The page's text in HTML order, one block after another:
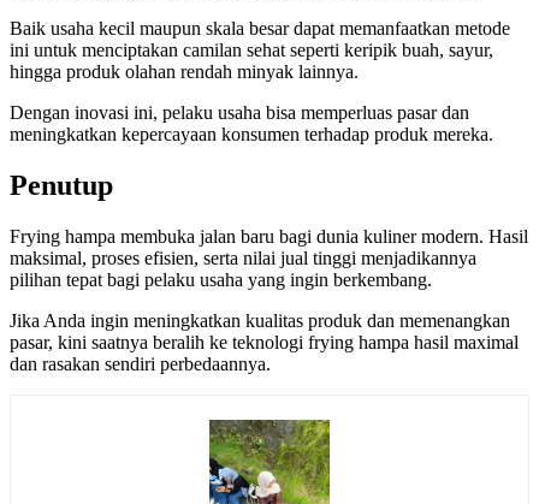
Baik usaha kecil maupun skala besar dapat memanfaatkan metode
ini untuk menciptakan camilan sehat seperti keripik buah, sayur,
hingga produk olahan rendah minyak lainnya.
Dengan inovasi ini, pelaku usaha bisa memperluas pasar dan
meningkatkan kepercayaan konsumen terhadap produk mereka.
Penutup
Frying hampa membuka jalan baru bagi dunia kuliner modern. Hasil
maksimal, proses efisien, serta nilai jual tinggi menjadikannya
pilihan tepat bagi pelaku usaha yang ingin berkembang.
Jika Anda ingin meningkatkan kualitas produk dan memenangkan
pasar, kini saatnya beralih ke teknologi frying hampa hasil maximal
dan rasakan sendiri perbedaannya.